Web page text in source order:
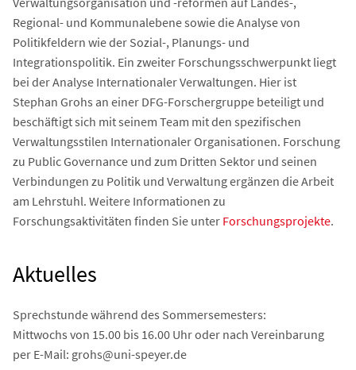
Regional- und Kommunalebene sowie die Analyse von
Politikfeldern wie der Sozial-, Planungs- und
Integrationspolitik. Ein zweiter Forschungsschwerpunkt liegt
bei der Analyse Internationaler Verwaltungen. Hier ist
Stephan Grohs an einer DFG-Forschergruppe beteiligt und
beschäftigt sich mit seinem Team mit den spezifischen
Verwaltungsstilen Internationaler Organisationen. Forschung
zu Public Governance und zum Dritten Sektor und seinen
Verbindungen zu Politik und Verwaltung ergänzen die Arbeit
am Lehrstuhl. Weitere Informationen zu
Forschungsaktivitäten finden Sie unter Forschungsprojekte.
Aktuelles
Sprechstunde während des Sommersemesters:
Mittwochs von 15.00 bis 16.00 Uhr oder nach Vereinbarung
per E-Mail: grohs@uni-speyer.de